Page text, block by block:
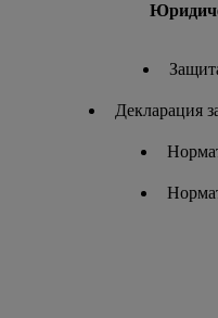
Декларация